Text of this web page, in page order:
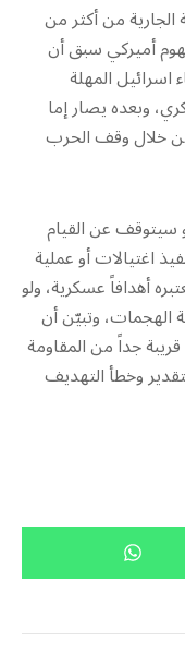
من أكثر من
أميركي سبق أن
المهلة
وبعده يصار إما
من خلال وقف الحرب
سيتوقف عن القيام
اغتيالات أو عملية
أهدافاً عسكرية، ولو
الهجمات، وتبيّن أن
جداً من المقاومة
وخطأ التهديف